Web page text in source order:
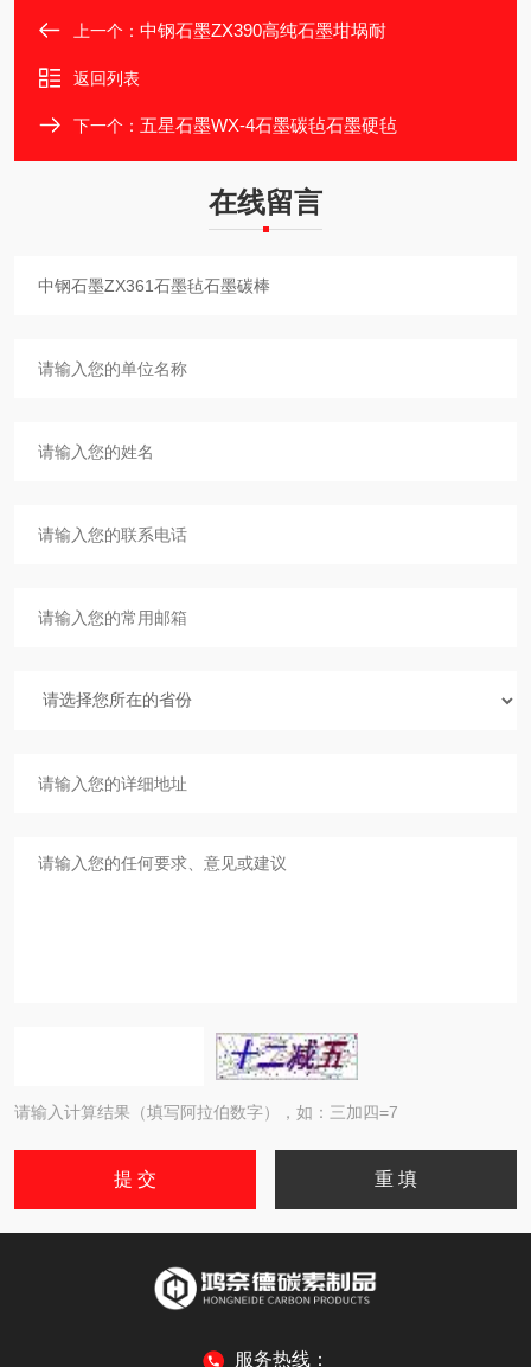
上一个： 中钢石墨ZX390高纯石墨坩埚耐
返回列表
下一个： 五星石墨WX-4石墨碳毡石墨硬毡
在线留言
请输入计算结果（填写阿拉伯数字），如：三加四=7
服务热线：